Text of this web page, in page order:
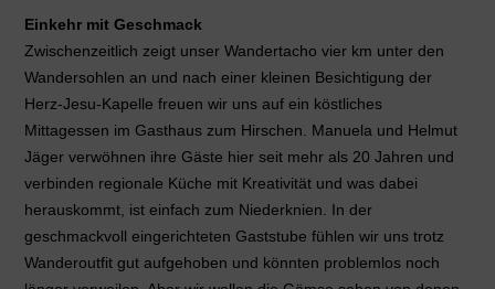
Einkehr mit Geschmack
Zwischenzeitlich zeigt unser Wandertacho vier km unter den
Wandersohlen an und nach einer kleinen Besichtigung der
Herz-Jesu-Kapelle freuen wir uns auf ein köstliches
Mittagessen im Gasthaus zum Hirschen. Manuela und Helmut
Jäger verwöhnen ihre Gäste hier seit mehr als 20 Jahren und
verbinden regionale Küche mit Kreativität und was dabei
herauskommt, ist einfach zum Niederknien. In der
geschmackvoll eingerichteten Gaststube fühlen wir uns trotz
Wanderoutfit gut aufgehoben und könnten problemlos noch